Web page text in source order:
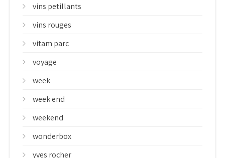
vins petillants
vins rouges
vitam parc
voyage
week
week end
weekend
wonderbox
yves rocher